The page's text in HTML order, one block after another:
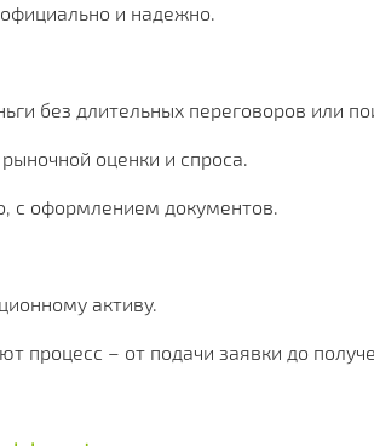
и надежно.
без длительных переговоров или
оценки и спроса.
с оформлением документов.
активу.
процесс – от подачи заявки до